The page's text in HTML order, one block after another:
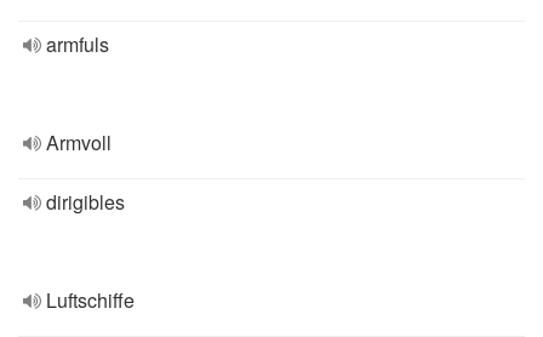
armfuls
Armvoll
dirigibles
Luftschiffe